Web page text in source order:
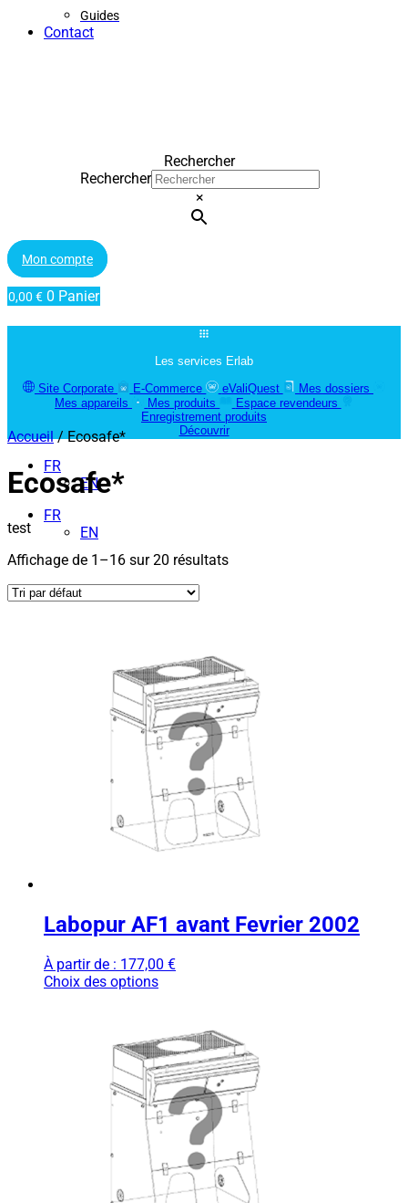
Guides
Contact
Rechercher
Rechercher
×
Mon compte
0,00 € 0 Panier
Les services Erlab
Site Corporate
E-Commerce eValiQuest
Mes dossiers
Mes appareils
Mes produits
Espace revendeurs
Enregistrement produits
Découvrir
FR
EN
FR
EN
Accueil/ Ecosafe*
Ecosafe*
test
Affichage de 1–16 sur 20 résultats
Labopur AF1 avant Fevrier 2002
À partir de : 177,00 €
Choix des options